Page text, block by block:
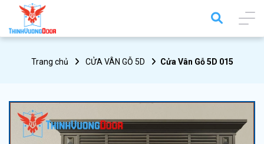
Trang chủ CỬA VÂN GỖ 5D Cửa Vân Gỗ 5D 015